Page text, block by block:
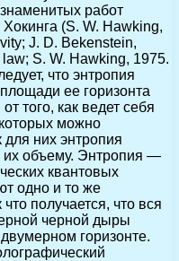
работ
(S. W. Hawking,
J. D. Bekenstein,
S. W. Hawking, 1975.
что энтропия
ее горизонта
того, как ведет себя
можно
для них энтропия
их объему. Энтропия —
квантовых
одно и то же
получается, что вся
черной дыры
горизонте.